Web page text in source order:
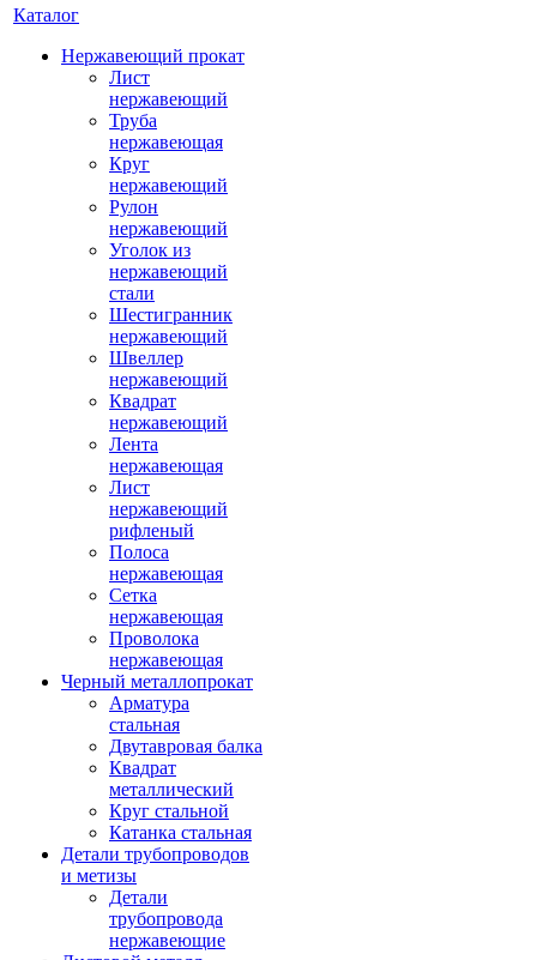
Каталог
Нержавеющий прокат
Лист
нержавеющий
Труба
нержавеющая
Круг
нержавеющий
Рулон
нержавеющий
Уголок из
нержавеющий
стали
Шестигранник
нержавеющий
Швеллер
нержавеющий
Квадрат
нержавеющий
Лента
нержавеющая
Лист
нержавеющий
рифленый
Полоса
нержавеющая
Сетка
нержавеющая
Проволока
нержавеющая
Черный металлопрокат
Арматура
стальная
Двутавровая балка
Квадрат
металлический
Круг стальной
Катанка стальная
Детали трубопроводов
и метизы
Детали
трубопровода
нержавеющие